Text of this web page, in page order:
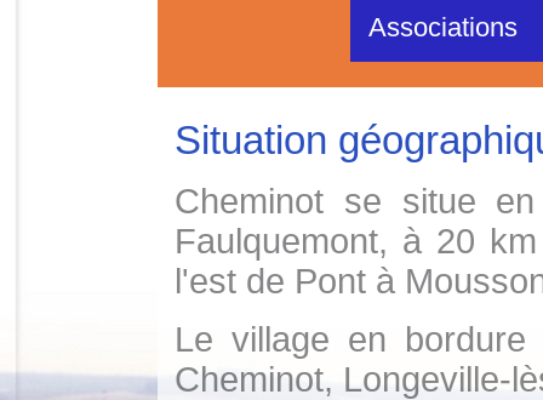
Associations
Situation
Cheminot se situe
Faulquemont, à 20
l'est de Pont à
Le village en
Cheminot, Longeville-